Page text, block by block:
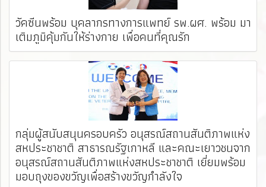
วัคซีนพร้อม บุคลากรทางการแพทย์ รพ.ผศ. พร้อม มา
เติมภูมิคุ้มกันให้ร่างกาย เพื่อคนที่คุณรัก
กลุ่มผู้สนับสนุนครอบครัว อนุสรณ์สถานสันติภาพแห่ง
สหประชาชาติ สาธารณรัฐเกาหลี และคณะเยาวชนจาก
อนุสรณ์สถานสันติภาพแห่งสหประชาชาติ เยี่ยมพร้อม
มอบถุงของขวัญเพื่อสร้างขวัญกำลังใจ